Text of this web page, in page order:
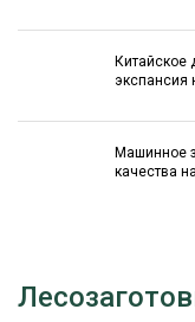
Китайское
экспансия
Машинное
качества